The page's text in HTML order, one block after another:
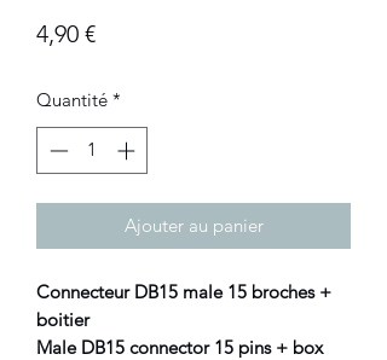
4,90 €Prix
Quantité *
Ajouter au panier
Connecteur DB15 male 15 broches +
boitier
Male DB15 connector 15 pins + box